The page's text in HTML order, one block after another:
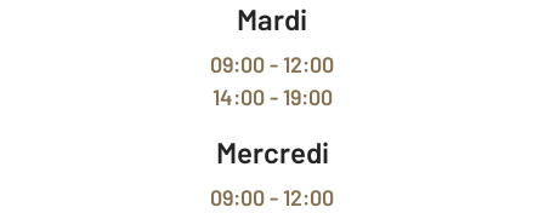
Mardi
09:00 - 12:00
14:00 - 19:00
Mercredi
09:00 - 12:00